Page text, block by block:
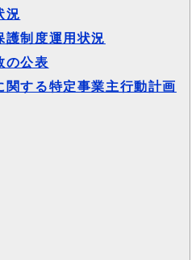
況
制度運用状況
の公表
する特定事業主行動計画